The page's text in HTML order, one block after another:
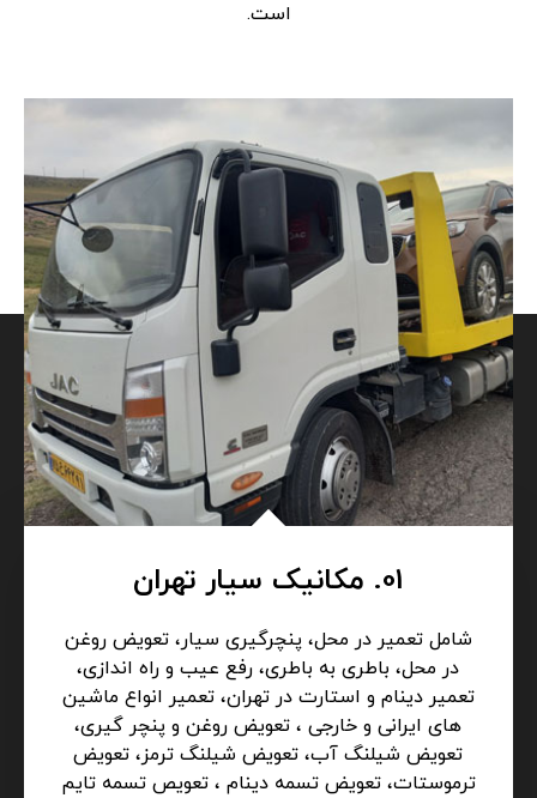
است.
01. مکانیک سیار تهران
شامل تعمیر در محل، پنچرگیری سیار، تعویض روغن
در محل، باطری به باطری، رفع عیب و راه اندازی،
تعمیر دینام و استارت در تهران، تعمیر انواع ماشین
های ایرانی و خارجی ، تعویض روغن و پنچر گیری،
تعویض شیلنگ آب، تعویض شیلنگ ترمز، تعویض
ترموستات، تعویض تسمه دینام ، تعویص تسمه تایم